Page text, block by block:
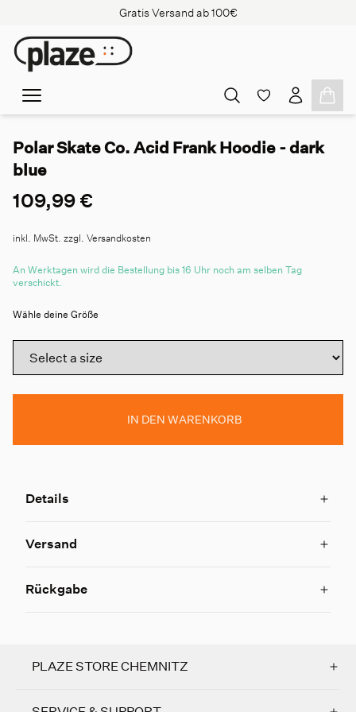
Gratis Versand ab 100€
Polar Skate Co. Acid Frank Hoodie - dark
blue
109,99 €
inkl. MwSt. zzgl. Versandkosten
An Werktagen wird die Bestellung bis 16 Uhr noch am selben Tag
verschickt.
Wähle deine Größe
IN DEN WARENKORB
Details
Versand
Rückgabe
PLAZE STORE CHEMNITZ